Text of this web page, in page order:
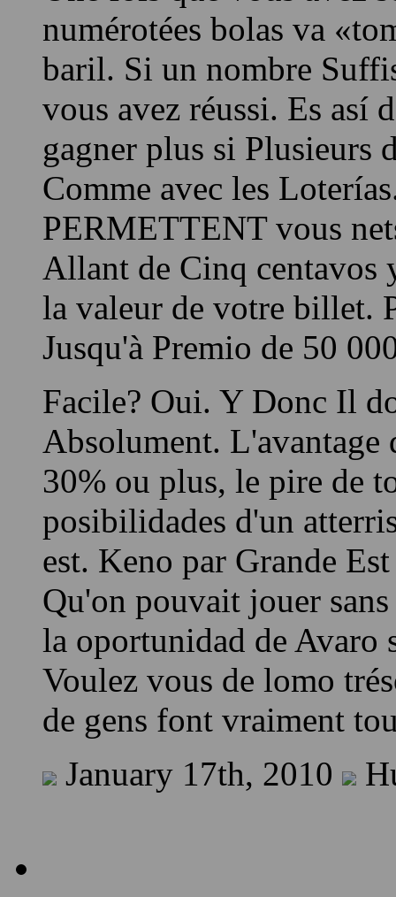
Une fois que vous avez
numérotées bolas va
baril. Si un nombre
vous avez réussi. Es así
gagner plus si Plusieurs
Comme avec les
PERMETTENT vous
Allant de Cinq centavos
la valeur de votre billet.
Jusqu'à Premio de 50
Facile? Oui. Y Donc Il
Absolument. L'avantage
30% ou plus, le pire de
posibilidades d'un
est. Keno par Grande
Qu'on pouvait jouer
la oportunidad de Avaro
Voulez vous de lomo
de gens font vraiment